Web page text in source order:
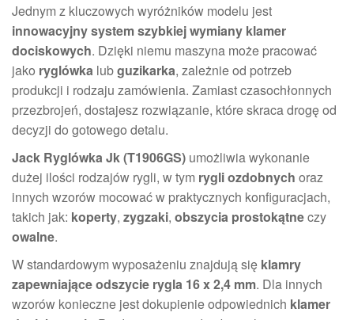
Jednym z kluczowych wyróżników modelu jest
innowacyjny system szybkiej wymiany klamer
dociskowych. Dzięki niemu maszyna może pracować
jako ryglówka lubguzikarka, zależnie od potrzeb
produkcji i rodzaju zamówienia. Zamiast czasochłonnych
przezbrojeń, dostajesz rozwiązanie, które skraca drogę od
decyzji do gotowego detalu.
Jack Ryglówka Jk (T1906GS) umożliwia wykonanie
dużej ilości rodzajów rygli, w tym rygli ozdobnych oraz
innych wzorów mocować w praktycznych konfiguracjach,
takich jak: koperty, zygzaki, obszycia prostokątneczy
owalne.
W standardowym wyposażeniu znajdują się klamry
zapewniające odszycie rygla 16 x 2,4 mm. Dla innych
wzorów konieczne jest dokupienie odpowiednich klamer